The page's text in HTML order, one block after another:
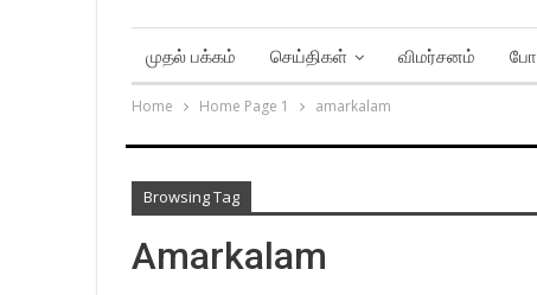
முதல் பக்கம் செய்திகள் விமர்சனம்
Home Home Page 1 amarkalam
Browsing Tag
Amarkalam